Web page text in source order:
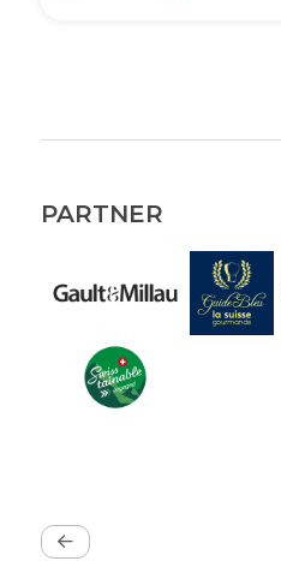
PARTNER